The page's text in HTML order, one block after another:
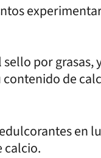
por
de
en
calcio.